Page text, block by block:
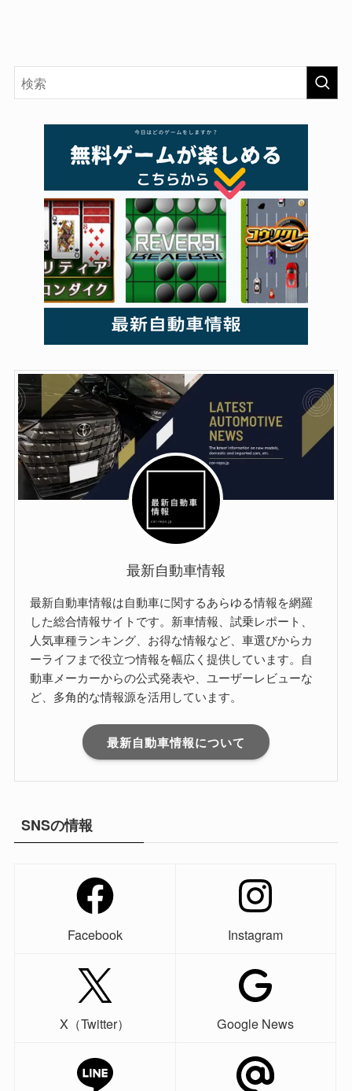
最新自動車情報
最新自動車情報は自動車に関するあらゆる情報を網羅
した総合情報サイトです。新車情報、試乗レポート、
人気車種ランキング、お得な情報など、車選びからカ
ーライフまで役立つ情報を幅広く提供しています。自
動車メーカーからの公式発表や、ユーザーレビューな
ど、多角的な情報源を活用しています。
最新自動車情報について
SNSの情報
Facebook Instagram
X（Twitter） Google News